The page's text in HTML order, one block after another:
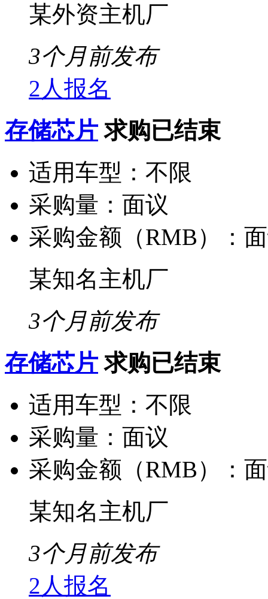
某外资主机厂
3个月前发布
2人报名
存储芯片 求购已结束
适用车型： 不限
采购量： 面议
采购金额（RMB）：
某知名主机厂
3个月前发布
存储芯片 求购已结束
适用车型： 不限
采购量： 面议
采购金额（RMB）：
某知名主机厂
3个月前发布
2人报名